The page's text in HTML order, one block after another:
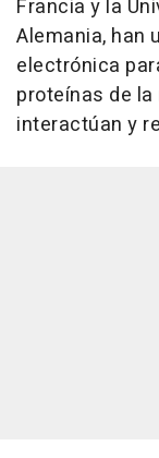
Francia y la
Alemania, han
electrónica
proteínas de
interactúan y